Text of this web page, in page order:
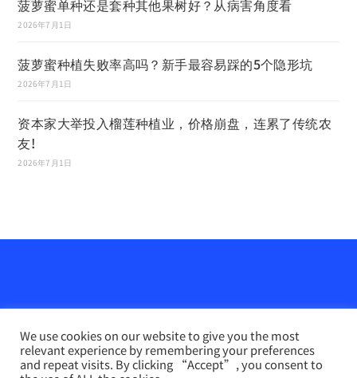
菠萝蜜单种还是套种其他果树好？从病害角度看
2026年7月1日
菠萝蜜种植失败率高吗？新手最容易踩的5个隐形坑
2026年7月1日
资本家大举投入榴莲种植业，价格崩盘，连累了传统农
友!
2026年7月1日
We use cookies on our website to give you the most
relevant experience by remembering your preferences
and repeat visits. By clicking “Accept”, you consent to